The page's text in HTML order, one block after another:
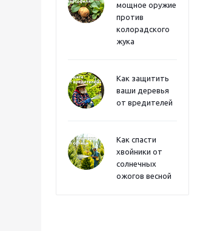
мощное оружие
против
колорадского
жука
Как защитить
ваши деревья
от вредителей
Как спасти
хвойники от
солнечных
ожогов весной